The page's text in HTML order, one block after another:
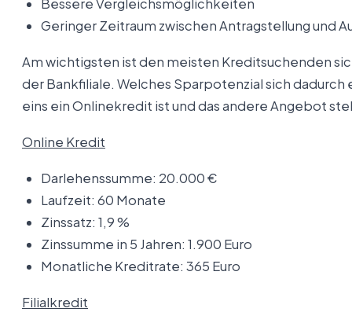
Bessere Vergleichsmöglichkeiten
Geringer Zeitraum zwischen Antragstellung und
Am wichtigsten ist den meisten Kreditsuchenden
der Bankfiliale. Welches Sparpotenzial sich
eins ein Onlinekredit ist und das andere Angebot
Online Kredit
Darlehenssumme: 20.000 €
Laufzeit: 60 Monate
Zinssatz: 1,9 %
Zinssumme in 5 Jahren: 1.900 Euro
Monatliche Kreditrate: 365 Euro
Filialkredit